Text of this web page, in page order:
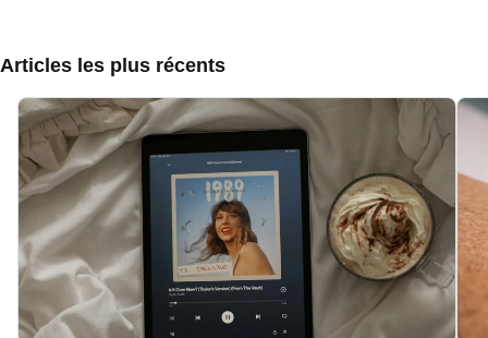
Articles les plus récents